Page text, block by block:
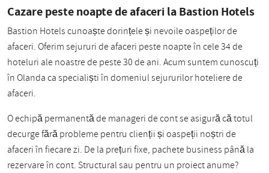
Cazare peste noapte de afaceri la Bastion Hotels
Bastion Hotels cunoaște dorințele și nevoile oaspeților de
afaceri. Oferim sejururi de afaceri peste noapte în cele 34 de
hoteluri ale noastre de peste 30 de ani. Acum suntem cunoscuți
în Olanda ca specialiști în domeniul sejururilor hoteliere de
afaceri.
O echipă permanentă de manageri de cont se asigură că totul
decurge fără probleme pentru clienții și oaspeții noștri de
afaceri în fiecare zi. De la prețuri fixe, pachete business până la
rezervare în cont. Structural sau pentru un proiect anume?